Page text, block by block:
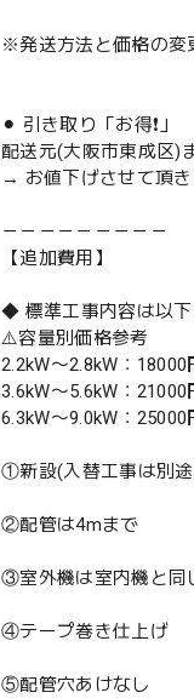
※発送方法と価格の変
⚫︎ 引き取り「お得❗️」
配送元(大阪市東成区)
→ お値下げさせて頂
－－－－－－－－－
【追加費用】
◆ 標準工事内容は以下
⚠️容量別価格参考
2.2kW〜2.8kW：18000
3.6kW〜5.6kW：21000
6.3kW〜9.0kW：25000
①新設(入替工事は別
②配管は4mまで
③室外機は室内機と同
④テープ巻き仕上げ
⑤配管穴あけなし